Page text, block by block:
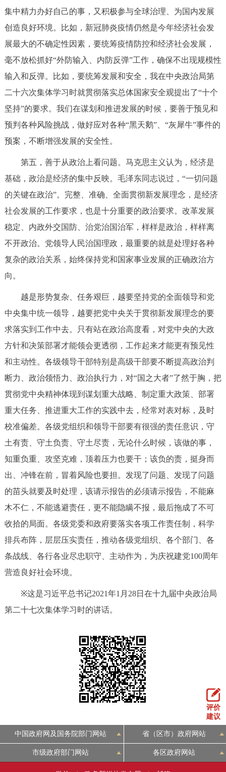
集中精力办好自己的事，又积极参与全球治理、为国内发展
创造良好环境。比如，新冠肺炎疫情仍然是今年经济社会发
展最大的不确定性因素，要统筹疫情防控和经济社会发展，
毫不放松抓好“外防输入、内防反弹”工作，确保不出现规模性
输入和反弹。比如，要统筹发展和安全，我在中央政治局第
二十六次集体学习时就贯彻落实总体国家安全观提出了“十个
坚持”的要求。我们在谋划和推进发展的时候，要善于预见和
预判各种风险挑战，做好应对各种“黑天鹅”、“灰犀牛”事件的
预案，不断增强发展的安全性。
第五，善于从政治上看问题。马克思主义认为，经济是
基础，政治是经济的集中反映。毛泽东同志说过，“一切问题
的关键在政治”。完整、准确、全面贯彻新发展理念，是经济
社会发展的工作要求，也是十分重要的政治要求。改革发展
稳定、内政外交国防、治党治国治军，样样是政治，样样离
不开政治。党领导人民治国理政，最重要的就是处理好各种
复杂的政治关系，始终保持党和国家事业发展的正确政治方
向。
越是形势复杂、任务艰巨，越要坚持党的全面领导和党
中央集中统一领导，越要把党中央关于贯彻新发展理念的要
求落实到工作中去。只有站在政治高度看，对党中央的大政
方针和决策部署才能领会更透彻，工作起来才能更有预见性
和主动性。各级领导干部特别是高级干部要不断提高政治判
断力、政治领悟力、政治执行力，对“国之大者”了然于胸，把
贯彻党中央精神体现到谋划重大战略、制定重大政策、部署
重大任务、推进重大工作的实践中去，经常对表对标，及时
校准偏差。各级党组织和领导干部要有很强的责任意识，守
土有责、守土负责、守土尽责，无论什么时候，该做的事，
知重负重、攻坚克难，顶着压力也要干；该负的责，挺身而
出、冲锋在前，冒着风险也要担。发现了问题、发现了问题
的苗头就要及时处理，该请示报告的必须请示报告，不能麻
木不仁，不能逃避责任，更不能隐瞒不报，最后拖成了不可
收拾的局面。各级党委和政府要落实各项工作责任制，科学
排兵布阵，层层压实责任，推动各级党组织、各个部门、各
条战线、各行各业尽忠职守、主动作为，为庆祝建党100周年
营造良好社会环境。
※这是习近平总书记2021年1月28日在十九届中央政治局
第二十七次集体学习时的讲话。
评价
建议
中国政府网及国务院部门网站 省（区市）政府网站
市级政府部门网站 各区政府网站